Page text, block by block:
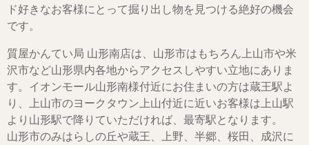
ド好きなお客様にとって掘り出し物を見つける絶好の機会
です。
質屋かんてい局 山形南店は、山形市はもちろん上山市や米
沢市など山形県内各地からアクセスしやすい立地にありま
す。イオンモール山形南様付近にお住まいの方は蔵王駅よ
り、上山市のヨークタウン上山付近に近いお客様は上山駅
より山形駅で降りていただければ、最寄駅となります。
山形市のみはらしの丘や蔵王、上野、半郷、桜田、成沢に